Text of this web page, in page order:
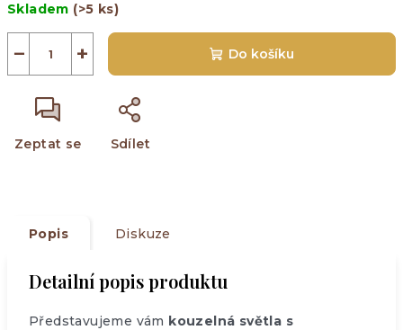
cena:
Skladem (>5 ks)
+
− Do košíku
Zeptat se Sdílet
Popis Diskuze
Detailní popis produktu
Představujeme vám kouzelná světla s